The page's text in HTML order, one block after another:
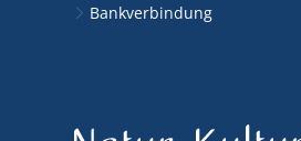
Bankverbindung